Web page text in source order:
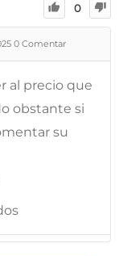
0
0 Comentar
al precio que
obstante si
su